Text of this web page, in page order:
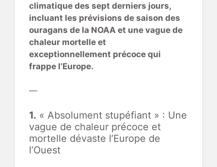
climatique des sept derniers jours,
incluant les prévisions de saison des
ouragans de la NOAA et une vague de
chaleur mortelle et
exceptionnellement précoce qui
frappe l’Europe.
—
1. « Absolument stupéfiant » : Une
vague de chaleur précoce et
mortelle dévaste l’Europe de
l’Ouest